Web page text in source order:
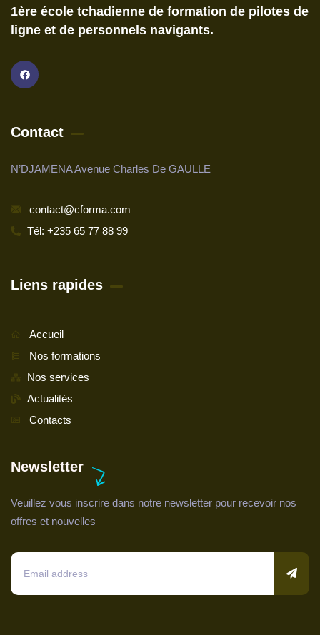
1ère école tchadienne de formation de pilotes de
ligne et de personnels navigants.
Contact
N’DJAMENA Avenue Charles De GAULLE
contact@cforma.com
Tél: +235 65 77 88 99
Liens rapides
Accueil
Nos formations
Nos services
Actualités
Contacts
Newsletter
Veuillez vous inscrire dans notre newsletter pour recevoir nos
offres et nouvelles